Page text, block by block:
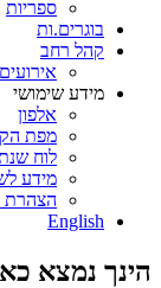
ספריות
בוגרים.ות
קהל רחב
אירועים
מידע שימושי
אלפון
מפת
לוח
מידע
הצהרת
English
הינך נמצא